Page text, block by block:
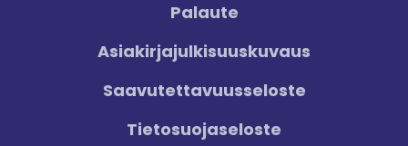
Palaute
Asiakirjajulkisuuskuvaus
Saavutettavuusseloste
Tietosuojaseloste